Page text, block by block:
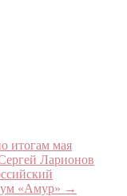
итогам мая
Ларионов
«Амур» →